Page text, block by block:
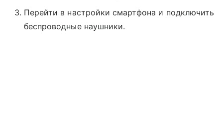
Перейти в настройки смартфона и подключить
беспроводные наушники.